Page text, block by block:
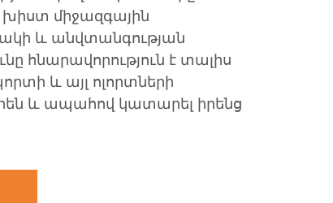
միջազգային
և անվտանգության
հնարավորություն է տալիս
և այլ ոլորտների
և ապահով կատարել իրենց